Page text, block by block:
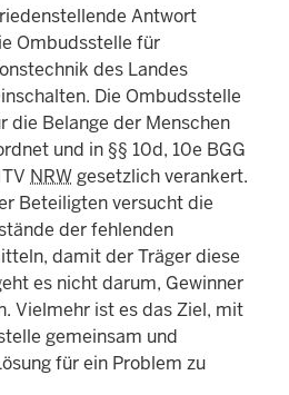
Antwort
Ombudsstelle für
des Landes
Die Ombudsstelle
die Belange der Menschen
und in §§ 10d, 10e BGG
NRWgesetzlich verankert.
Beteiligten versucht die
der fehlenden
damit der Träger diese
es nicht darum, Gewinner
Vielmehr ist es das Ziel, mit
gemeinsam und
für ein Problem zu